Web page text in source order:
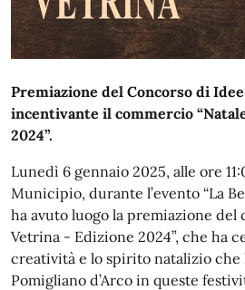
Premiazione del Concorso di
incentivante il commercio
2024”.
Lunedì 6 gennaio 2025, alle ore
Municipio, durante l’evento “La
ha avuto luogo la premiazione del
Vetrina - Edizione 2024”, che ha
creatività e lo spirito natalizio che
Pomigliano d’Arco in queste